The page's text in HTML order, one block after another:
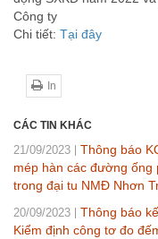
Công ty
Chi tiết: Tại đây
In
CÁC TIN KHÁC
21/09/2023
Thông báo
mép hàn các đường ống
trong đại tu NMĐ Nhơn
20/09/2023
Thông báo
Kiểm định công tơ đo